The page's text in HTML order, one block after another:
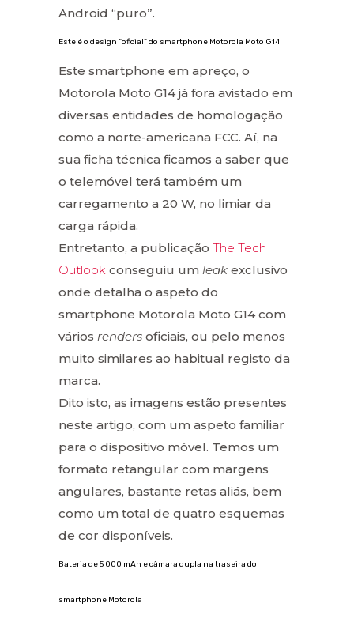
Android “puro”.
Este é o design “oficial” do smartphone Motorola Moto G14
Este smartphone em apreço, o
Motorola Moto G14 já fora avistado em
diversas entidades de homologação
como a norte-americana FCC. Aí, na
sua ficha técnica ficamos a saber que
o telemóvel terá também um
carregamento a 20 W, no limiar da
carga rápida.
Entretanto, a publicação The Tech
Outlook conseguiu um leak exclusivo
onde detalha o aspeto do
smartphone Motorola Moto G14 com
vários renders oficiais, ou pelo menos
muito similares ao habitual registo da
marca.
Dito isto, as imagens estão presentes
neste artigo, com um aspeto familiar
para o dispositivo móvel. Temos um
formato retangular com margens
angulares, bastante retas aliás, bem
como um total de quatro esquemas
de cor disponíveis.
Bateria de 5 000 mAh e câmara dupla na traseira do
smartphone Motorola